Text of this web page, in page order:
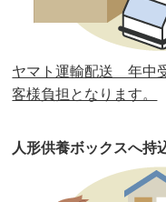
第30回人形供養
第29回人形供養
第27回人形供養
第26回人形供養
ヤマト運輸配送 年中
客様負担となります。
人形供養ボックスへ持